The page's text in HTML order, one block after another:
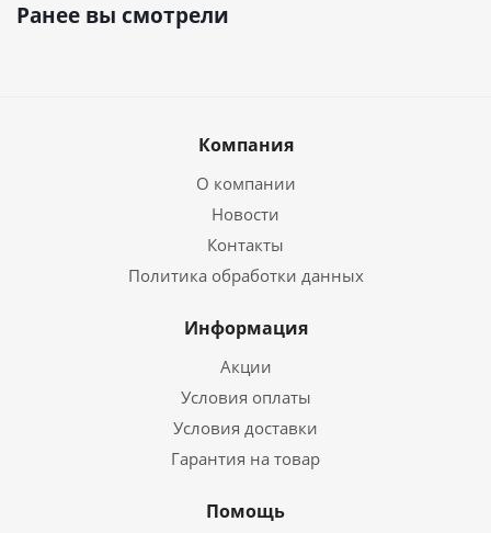
Ранее вы смотрели
Компания
О компании
Новости
Контакты
Политика обработки данных
Информация
Акции
Условия оплаты
Условия доставки
Гарантия на товар
Помощь